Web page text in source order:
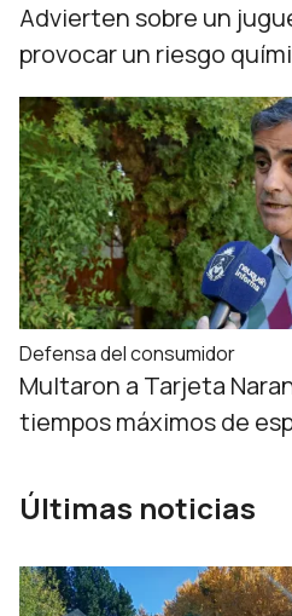
Advierten sobre un
provocar un riesgo
Defensa del consumidor
Multaron a Tarjeta
tiempos máximos de
Últimas noticias